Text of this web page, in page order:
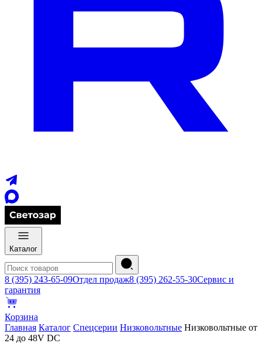
Каталог
8 (395) 243-65-09Отдел продаж8 (395) 262-55-30Сервис и
гарантия
Корзина
Главная Каталог Спецсерии Низковольтные Низковольтные от
24 до 48V DC